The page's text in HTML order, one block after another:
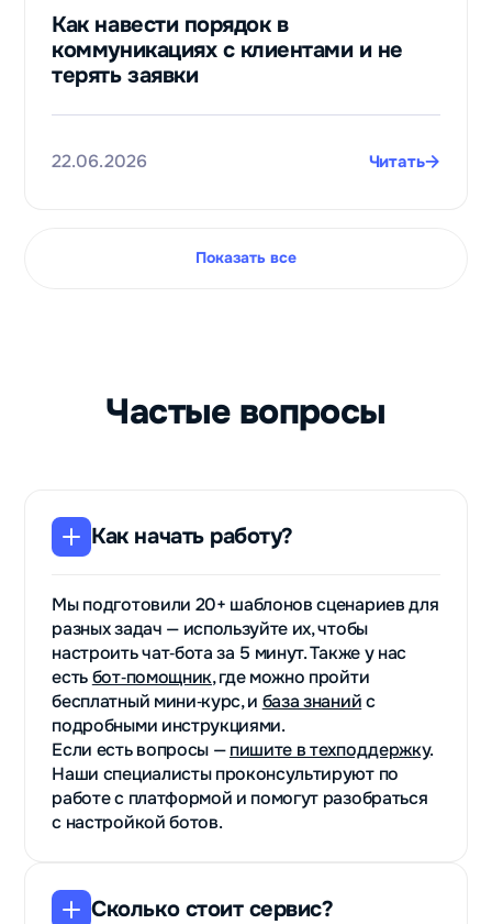
увеличили
выручку
цифровых
Как навести порядок в
коммуникациях с клиентами и не
терять заявки
22.06.2026 Читать
Показать все
Частые вопросы
Как начать работу?
Мы подготовили 20+ шаблонов сценариев для
разных задач — используйте их, чтобы
настроить чат‑бота за 5 минут. Также у нас
естьбот‑помощник, где можно пройти
бесплатный мини‑курс, и база знанийс
подробными инструкциями.
Если есть вопросы —пишите в техподдержку.
Наши специалисты проконсультируют по
работе с платформой и помогут разобраться
с настройкой ботов.
Сколько стоит сервис?